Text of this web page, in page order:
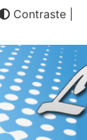
Contraste